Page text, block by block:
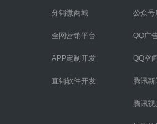
分销微商城
全网营销平台
APP定制开发
直销软件开发
公众号
QQ广
QQ空
腾讯新
腾讯视